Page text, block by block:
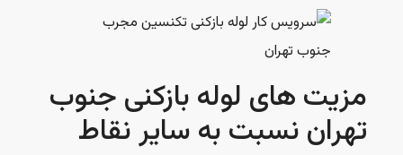
مزیت های لوله بازکنی جنوب
تهران نسبت به سایر نقاط